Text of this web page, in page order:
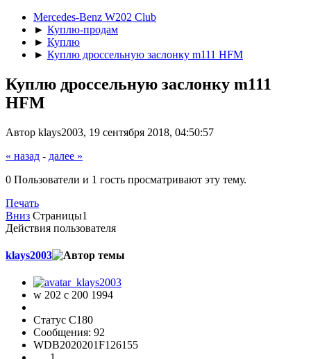
Mercedes-Benz W202 Club
► Куплю-продам
► Куплю
► Куплю дроссельную заслонку m111 HFM
Куплю дроссельную заслонку m111
HFM
Автор klays2003, 19 сентября 2018, 04:50:57
« назад - далее »
0 Пользователи и 1 гость просматривают эту тему.
Печать
Вниз Страницы1
Действия пользователя
klays2003
w 202 c 200 1994
Статус C180
Сообщения: 92
WDB2020201F126155